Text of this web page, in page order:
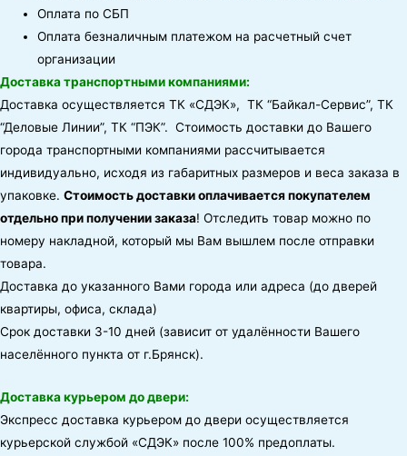
Оплата по СБП
Оплата безналичным платежом на расчетный счет
организации
Доставка транспортными компаниями:
Доставка осуществляется ТК «СДЭК», ТК “Байкал-Сервис”, ТК
“Деловые Линии”, ТК “ПЭК”. Стоимость доставки до Вашего
города транспортными компаниями рассчитывается
индивидуально, исходя из габаритных размеров и веса заказа в
упаковке. Стоимость доставки оплачивается покупателем
отдельно при получении заказа! Отследить товар можно по
номеру накладной, который мы Вам вышлем после отправки
товара.
Доставка до указанного Вами города или адреса (до дверей
квартиры, офиса, склада)
Срок доставки 3-10 дней (зависит от удалённости Вашего
населённого пункта от г.Брянск).
Доставка курьером до двери:
Экспресс доставка курьером до двери осуществляется
курьерской службой «СДЭК» после 100% предоплаты.